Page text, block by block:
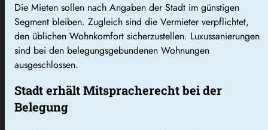
Die Mieten sollen nach Angaben der Stadt im günstigen
Segment bleiben. Zugleich sind die Vermieter verpflichtet,
den üblichen Wohnkomfort sicherzustellen. Luxussanierungen
sind bei den belegungsgebundenen Wohnungen
ausgeschlossen.
Stadt erhält Mitspracherecht bei der
Belegung